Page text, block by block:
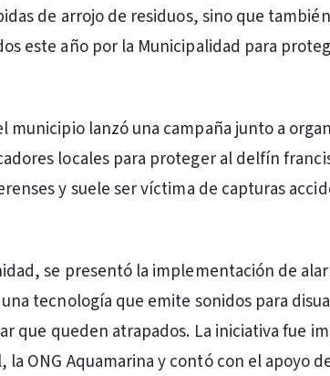
de arrojo de residuos, sino que
este año por la Municipalidad para
municipio lanzó una campaña junto a
locales para proteger al delfín
y suele ser víctima de capturas
se presentó la implementación de
tecnología que emite sonidos para
que queden atrapados. La iniciativa fue
la ONG Aquamarina y contó con el apoyo